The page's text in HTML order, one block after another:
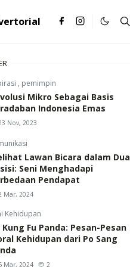
, pemimpin
Mikro Sebagai Basis
Indonesia Emas
Nov, 2023
Lawan Bicara dalam Dua
Seni Menghadapi
Pendapat
Mar, 2024
Kehidupan
Kung Fu Panda: Pesan-Pesan
Kehidupan dari Po Sang
Mar, 2024 2